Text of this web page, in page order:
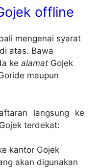
offline
mengenai syarat
atas. Bawa
ke alamat Gojek
maupun
langsung ke
terdekat:
kantor Gojek
akan digunakan